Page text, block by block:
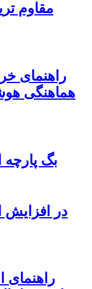
مقاوم
راهنمای
هماهنگی
بگ پارچه
راهنمای